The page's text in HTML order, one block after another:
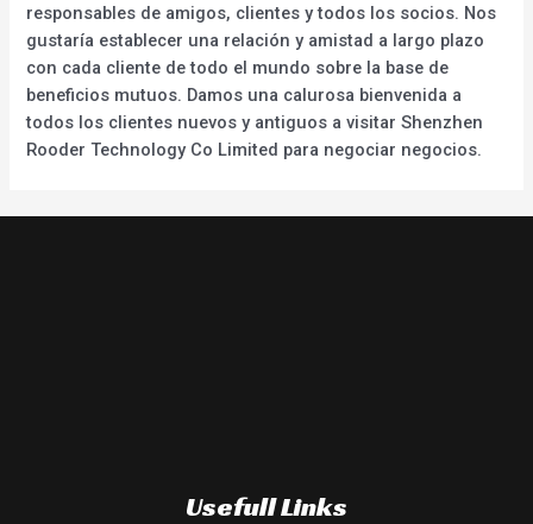
responsables de amigos, clientes y todos los socios. Nos
gustaría establecer una relación y amistad a largo plazo
con cada cliente de todo el mundo sobre la base de
beneficios mutuos. Damos una calurosa bienvenida a
todos los clientes nuevos y antiguos a visitar Shenzhen
Rooder Technology Co Limited para negociar negocios.
Usefull Links